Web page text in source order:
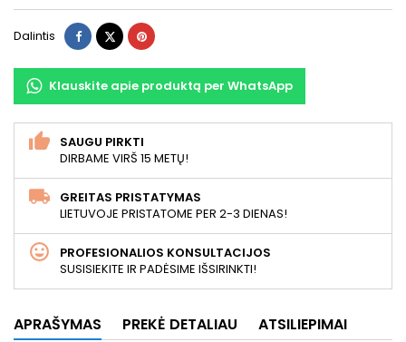
Dalintis DalintisTwitterPinterest
Klauskite apie produktą per WhatsApp
SAUGU PIRKTI
DIRBAME VIRŠ 15 METŲ!
GREITAS PRISTATYMAS
LIETUVOJE PRISTATOME PER 2-3 DIENAS!
PROFESIONALIOS KONSULTACIJOS
SUSISIEKITE IR PADĖSIME IŠSIRINKTI!
APRAŠYMAS PREKĖ DETALIAU ATSILIEPIMAI